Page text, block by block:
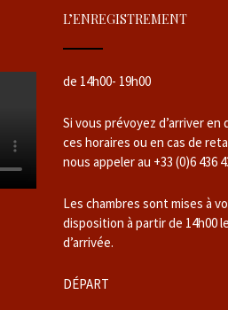
L’ENREGISTREMENT
de 14h00- 19h00
Si vous prévoyez d’arriver en
ces horaires ou en cas de
nous appeler au +33 (0)6 436
Les chambres sont mises à
disposition à partir de 14h00
d’arrivée.
DÉPART